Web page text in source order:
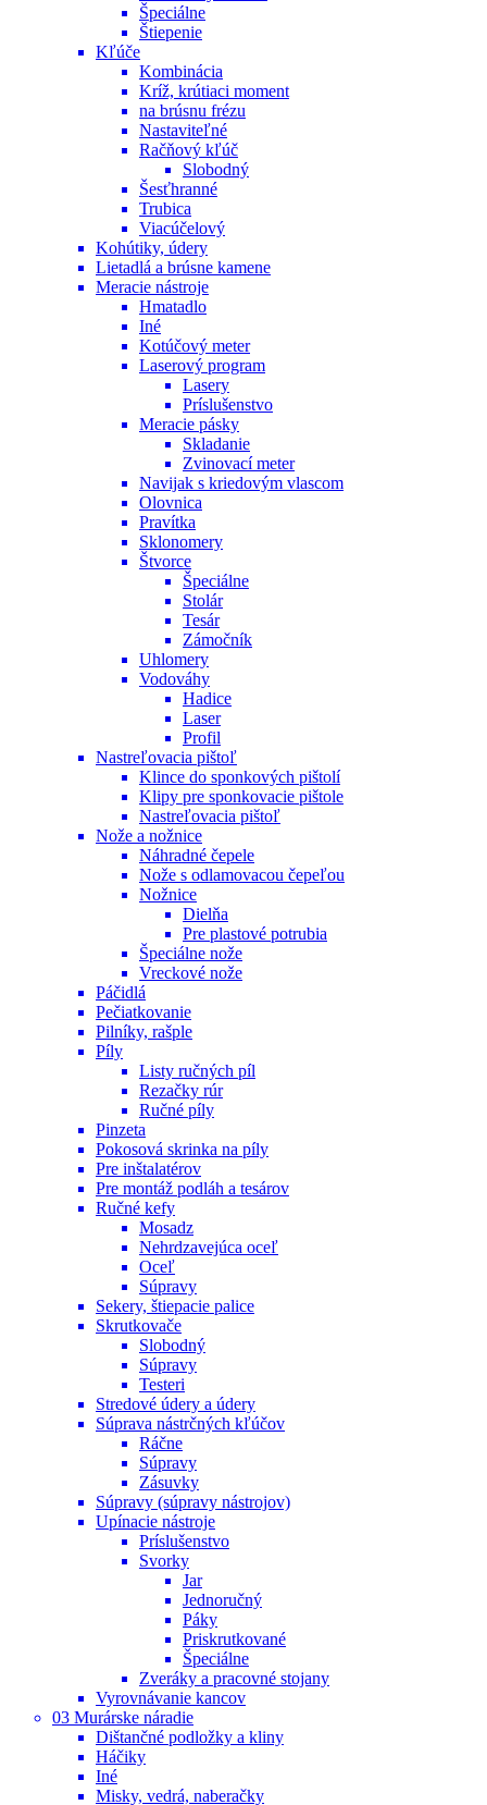
Špeciálne
Štiepenie
Kľúče
Kombinácia
Kríž, krútiaci moment
na brúsnu frézu
Nastaviteľné
Račňový kľúč
Slobodný
Šesťhranné
Trubica
Viacúčelový
Kohútiky, údery
Lietadlá a brúsne kamene
Meracie nástroje
Hmatadlo
Iné
Kotúčový meter
Laserový program
Lasery
Príslušenstvo
Meracie pásky
Skladanie
Zvinovací meter
Navijak s kriedovým vlascom
Olovnica
Pravítka
Sklonomery
Štvorce
Špeciálne
Stolár
Tesár
Zámočník
Uhlomery
Vodováhy
Hadice
Laser
Profil
Nastreľovacia pištoľ
Klince do sponkových pištolí
Klipy pre sponkovacie pištole
Nastreľovacia pištoľ
Nože a nožnice
Náhradné čepele
Nože s odlamovacou čepeľou
Nožnice
Dielňa
Pre plastové potrubia
Špeciálne nože
Vreckové nože
Páčidlá
Pečiatkovanie
Pilníky, rašple
Píly
Listy ručných píl
Rezačky rúr
Ručné píly
Pinzeta
Pokosová skrinka na píly
Pre inštalatérov
Pre montáž podláh a tesárov
Ručné kefy
Mosadz
Nehrdzavejúca oceľ
Oceľ
Súpravy
Sekery, štiepacie palice
Skrutkovače
Slobodný
Súpravy
Testeri
Stredové údery a údery
Súprava nástrčných kľúčov
Ráčne
Súpravy
Zásuvky
Súpravy (súpravy nástrojov)
Upínacie nástroje
Príslušenstvo
Svorky
Jar
Jednoručný
Páky
Priskrutkované
Špeciálne
Zveráky a pracovné stojany
Vyrovnávanie kancov
03 Murárske náradie
Dištančné podložky a kliny
Háčiky
Iné
Misky, vedrá, naberačky